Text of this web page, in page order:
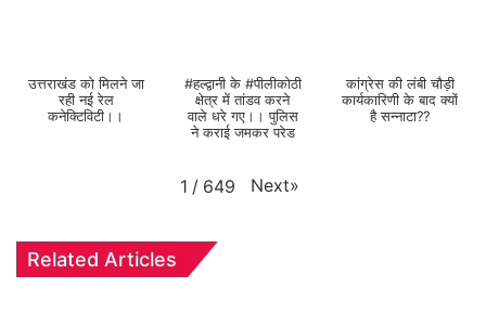
उत्तराखंड को मिलने जा
रही नई रेल
कनेक्टिविटी।।
#हल्द्वानी के #पीलीकोठी
क्षेत्र में तांडव करने
वाले धरे गए।। पुलिस
ने कराई जमकर परेड
कांग्रेस की लंबी चौड़ी
कार्यकारिणी के बाद क्यों
है सन्नाटा??
1 / 649 Next»
Related Articles